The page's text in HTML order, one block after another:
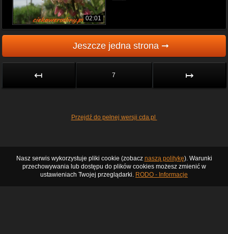
02:01
Jeszcze jedna strona ➞
↤ 7 ↦
Przejdź do pełnej wersji cda.pl
Nasz serwis wykorzystuje pliki cookie (zobacz naszą politykę). Warunki
przechowywania lub dostępu do plików cookies możesz zmienić w
ustawieniach Twojej przeglądarki. RODO - Informacje